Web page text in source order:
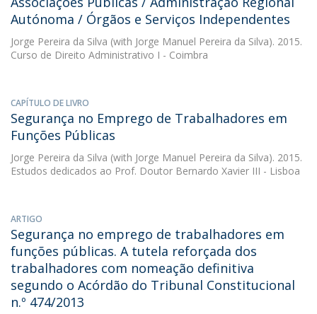
Autónoma / Órgãos e Serviços Independentes
Jorge Pereira da Silva (with Jorge Manuel Pereira da Silva). 2015.
Curso de Direito Administrativo I - Coimbra
CAPÍTULO DE LIVRO
Segurança no Emprego de Trabalhadores em
Funções Públicas
Jorge Pereira da Silva (with Jorge Manuel Pereira da Silva). 2015.
Estudos dedicados ao Prof. Doutor Bernardo Xavier III - Lisboa
ARTIGO
Segurança no emprego de trabalhadores em
funções públicas. A tutela reforçada dos
trabalhadores com nomeação definitiva
segundo o Acórdão do Tribunal Constitucional
n.º 474/2013